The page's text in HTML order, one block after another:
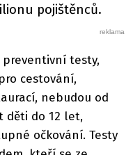
pojištěnců.
testy,
cestování,
nebudou od
děti do 12 let,
očkování. Testy